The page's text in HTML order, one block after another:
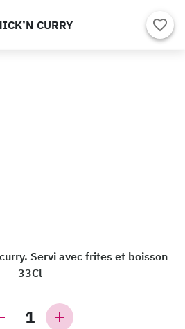
CURRY
Servi avec frites et boisson
33Cl
1